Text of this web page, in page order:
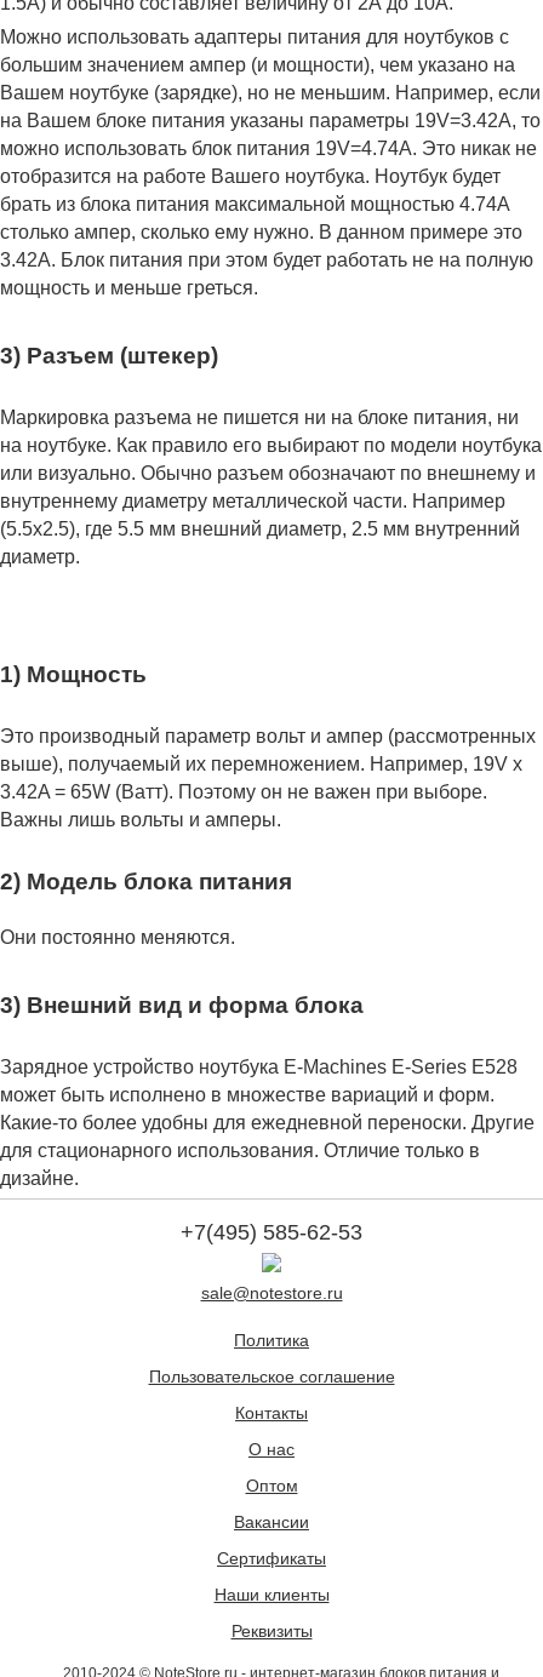
Можно использовать адаптеры питания для ноутбуков с
большим значением ампер (и мощности), чем указано на
Вашем ноутбуке (зарядке), но не меньшим. Например, если
на Вашем блоке питания указаны параметры 19V=3.42A, то
можно использовать блок питания 19V=4.74A. Это никак не
отобразится на работе Вашего ноутбука. Ноутбук будет
брать из блока питания максимальной мощностью 4.74А
столько ампер, сколько ему нужно. В данном примере это
3.42А. Блок питания при этом будет работать не на полную
мощность и меньше греться.
3) Разъем (штекер)
Маркировка разъема не пишется ни на блоке питания, ни
на ноутбуке. Как правило его выбирают по модели ноутбука
или визуально. Обычно разъем обозначают по внешнему и
внутреннему диаметру металлической части. Например
(5.5x2.5), где 5.5 мм внешний диаметр, 2.5 мм внутренний
диаметр.
1) Мощность
Это производный параметр вольт и ампер (рассмотренных
выше), получаемый их перемножением. Например, 19V x
3.42A = 65W (Ватт). Поэтому он не важен при выборе.
Важны лишь вольты и амперы.
2) Модель блока питания
Они постоянно меняются.
3) Внешний вид и форма блока
Зарядное устройство ноутбука E-Machines E-Series E528
может быть исполнено в множестве вариаций и форм.
Какие-то более удобны для ежедневной переноски. Другие
для стационарного использования. Отличие только в
дизайне.
+7(495) 585-62-53
sale@notestore.ru
Политика
Пользовательское соглашение
Контакты
О нас
Оптом
Вакансии
Сертификаты
Наши клиенты
Реквизиты
2010-2024 © NoteStore.ru - интернет-магазин блоков питания и